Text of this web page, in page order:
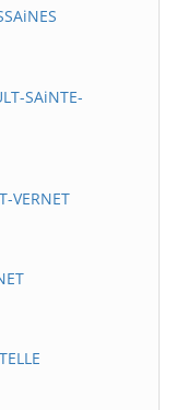
SAiNTE-
VERNET